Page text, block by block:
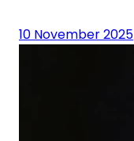
10 November 2025